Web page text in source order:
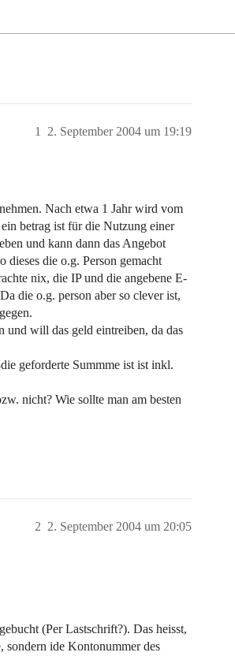
2. September 2004 um 19:19
1
Nach etwa 1 Jahr wird vom
betrag ist für die Nutzung einer
und kann dann das Angebot
die o.g. Person gemacht
nix, die IP und die angebene E-
die o.g. person aber so clever ist,
und will das geld eintreiben, da das
geforderte Summme ist ist inkl.
nicht? Wie sollte man am besten
2. September 2004 um 20:05
2
(Per Lastschrift?). Das heisst,
sondern ide Kontonummer des